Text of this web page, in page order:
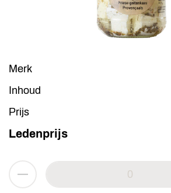
Merk
Inhoud
Prijs
Ledenprijs